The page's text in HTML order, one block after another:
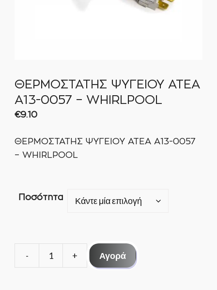
ΘΕΡΜΟΣΤΑΤΗΣ ΨΥΓΕΙΟΥ ATEA
A13-0057 – WHIRLPOOL
€9.10
ΘΕΡΜΟΣΤΑΤΗΣ ΨΥΓΕΙΟΥ ATEA A13-0057
– WHIRLPOOL
Ποσότητα
ΘΕΡΜΟΣΤΑΤΗΣ
Αγορά